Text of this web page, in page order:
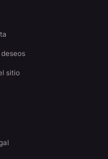
sitio